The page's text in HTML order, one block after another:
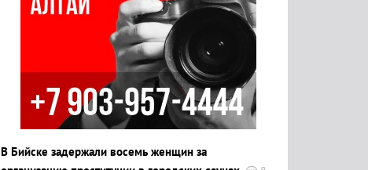
В Бийске задержали восемь женщин за